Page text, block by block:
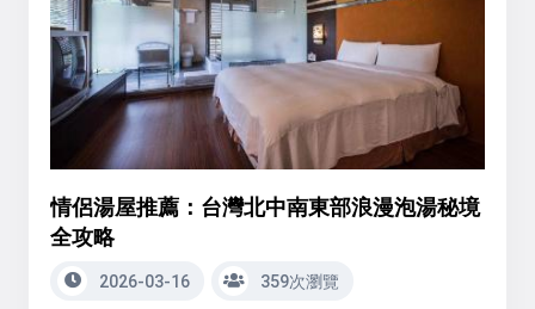
情侶湯屋推薦：台灣北中南東部浪漫泡湯秘境
全攻略
2026-03-16 359次瀏覽